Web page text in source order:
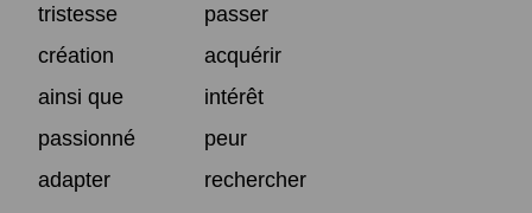
tristesse
passer
création
acquérir
ainsi que
intérêt
passionné
peur
adapter
rechercher